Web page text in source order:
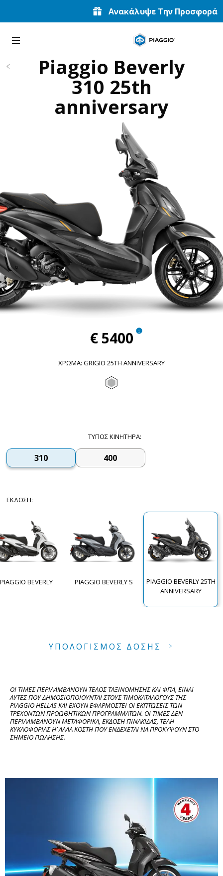
Ανακάλυψε Την Προσφορά
Μετάβαση στο κυρίως
Piaggio Beverly
310 25th
anniversary
€ 5400
ΧΡΏΜΑ: GRIGIO 25TH ANNIVERSARY
Grigio 25th anniversary
ΤΎΠΟΣ ΚΙΝΗΤΉΡΑ:
310 400
ΈΚΔΟΣΗ:
PIAGGIO BEVERLY PIAGGIO BEVERLY S
PIAGGIO BEVERLY 25TH
ANNIVERSARY
ΥΠΟΛΟΓΙΣΜΟΣ ΔΟΣΗΣ
ΟΙ ΤΙΜΕΣ ΠΕΡΙΛΑΜΒΑΝΟΥΝ ΤΕΛΟΣ ΤΑΞΙΝΟΜΗΣΗΣ ΚΑΙ ΦΠΑ, ΕΙΝΑΙ
ΑΥΤΕΣ ΠΟΥ ΔΗΜΟΣΙΟΠΟΙΟΥΝΤΑΙ ΣΤΟΥΣ ΤΙΜΟΚΑΤΑΛΟΓΟΥΣ ΤΗΣ
PIAGGIO HELLAS ΚΑΙ ΕΧΟΥΝ ΕΦΑΡΜΟΣΤΕΙ ΟΙ ΕΚΠΤΩΣΕΙΣ ΤΩΝ
ΤΡΕΧΟΝΤΩΝ ΠΡΟΩΘΗΤΙΚΩΝ ΠΡΟΓΡΑΜΜΑΤΩΝ. ΟΙ ΤΙΜΕΣ ΔΕΝ
ΠΕΡΙΛΑΜΒΑΝΟΥΝ ΜΕΤΑΦΟΡΙΚΑ, ΕΚΔΟΣΗ ΠΙΝΑΚΙΔΑΣ, ΤΕΛΗ
ΚΥΚΛΟΦΟΡΙΑΣ Η’ ΑΛΛΑ ΚΟΣΤΗ ΠΟΥ ΕΝΔΕΧΕΤΑΙ ΝΑ ΠΡΟΚΥΨΟΥΝ ΣΤΟ
ΣΗΜΕΙΟ ΠΩΛΗΣΗΣ.